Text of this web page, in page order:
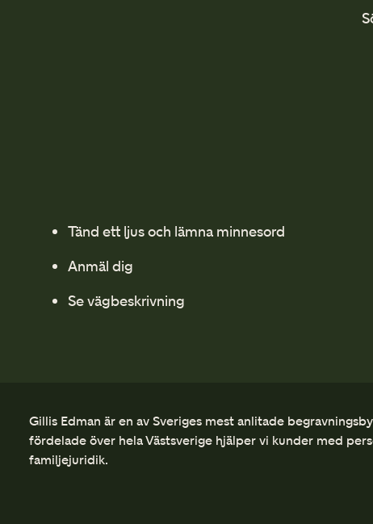
Tänd ett ljus och lämna minnesord
Anmäl dig
Se vägbeskrivning
Gillis Edman är en av Sveriges mest anlitade
fördelade över hela Västsverige hjälper vi kunder med
familjejuridik.